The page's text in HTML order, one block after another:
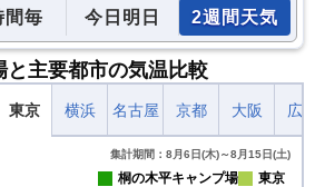
間毎 今日明日 2週間天気
主要都市の気温比較
東京 横浜 名古屋 京都 大阪 広
集計期間：8月6日(木)～8月15日(土)
桐の木平キャンプ場 東京